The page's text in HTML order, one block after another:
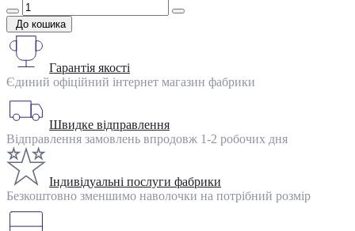
До кошика
Гарантія якості
Єдиний офіційний інтернет магазин фабрики
Швидке відправлення
Відправлення замовлень впродовж 1-2 робочих дня
Індивідуальні послуги фабрики
Безкоштовно зменшимо наволочки на потрібний розмір